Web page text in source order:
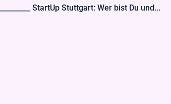
StartUp Stuttgart: Wer bist Du und...